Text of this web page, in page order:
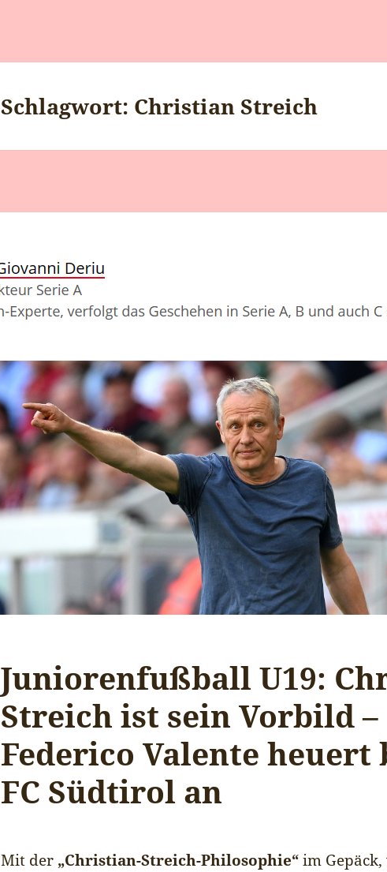
Schlagwort: Christian Streich
Juniorenfußball U19:
Streich ist sein Vorbild –
Federico Valente heuert
FC Südtirol an
Mit der „Christian-Streich-Philosophie“im